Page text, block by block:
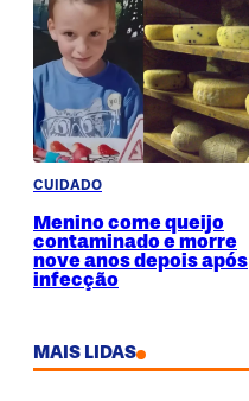
CUIDADO
Menino come queijo
contaminado e morre
nove anos depois após
infecção
MAIS LIDAS